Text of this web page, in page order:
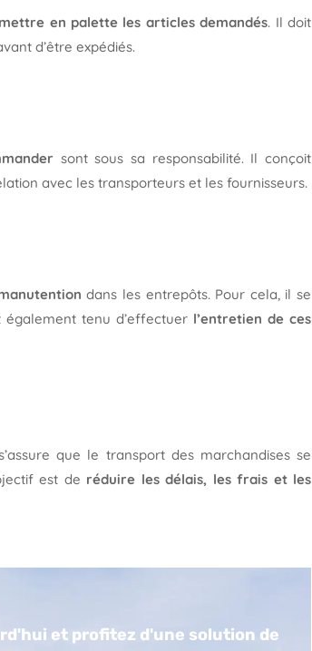
mettre en palette les articles demandés. Il doit
d’être expédiés.
sont sous sa responsabilité. Il conçoit
avec les transporteurs et les fournisseurs.
dans les entrepôts. Pour cela, il se
tenu d’effectuer l’entretien de ces
que le transport des marchandises se
est de réduire les délais, les frais et les
et profitez d'une solution de